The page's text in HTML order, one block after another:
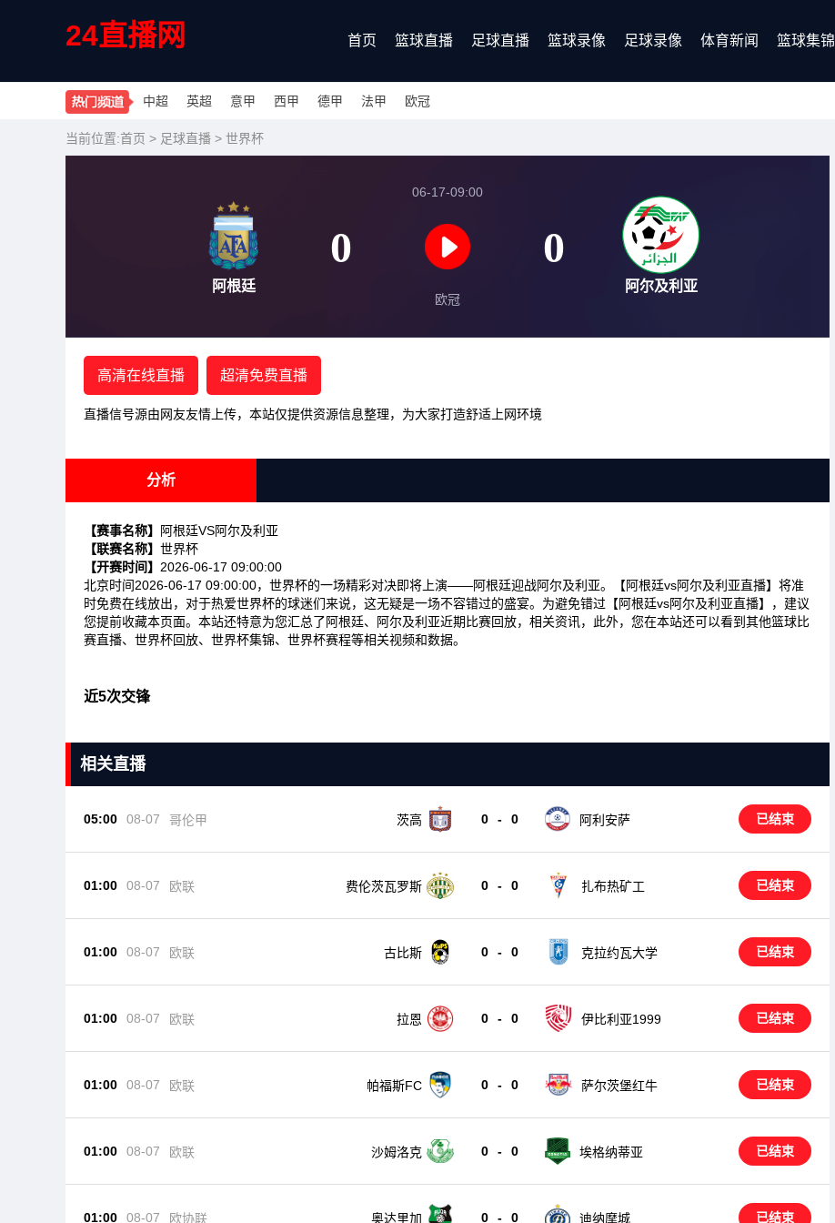
24直播网 首页 篮球直播 足球直播 篮球录像 足球录像 体育新闻 篮球集锦
中超 英超 意甲 西甲 德甲 法甲 欧冠
当前位置:首页 > 足球直播 > 世界杯
阿根廷
06-17-09:00
0 0
欧冠
阿尔及利亚
高清在线直播 超清免费直播
直播信号源由网友友情上传，本站仅提供资源信息整理，为大家打造舒适上网环境
分析
【赛事名称】
阿根廷VS阿尔及利亚
【联赛名称】 世界杯
【开赛时间】 2026-06-17 09:00:00
北京时间2026-06-17 09:00:00，世界杯的一场精彩对决即将上演——阿根廷迎战阿尔及利亚。【阿根廷vs阿尔及利亚直播】将准
时免费在线放出，对于热爱世界杯的球迷们来说，这无疑是一场不容错过的盛宴。为避免错过【阿根廷vs阿尔及利亚直播】，建议
您提前收藏本页面。本站还特意为您汇总了阿根廷、阿尔及利亚近期比赛回放，相关资讯，此外，您在本站还可以看到其他篮球比
赛直播、世界杯回放、世界杯集锦、世界杯赛程等相关视频和数据。
近5次交锋
相关直播
05:00 08-07 哥伦甲 茨高 0 - 0 阿利安萨 已结束
01:00 08-07 欧联 费伦茨瓦罗斯 0 - 0 扎布热矿工 已结束
01:00 08-07 欧联 古比斯 0 - 0 克拉约瓦大学 已结束
01:00 08-07 欧联 拉恩 0 - 0 伊比利亚1999 已结束
01:00 08-07 欧联 帕福斯FC 0 - 0 萨尔茨堡红牛 已结束
01:00 08-07 欧联 沙姆洛克 0 - 0 埃格纳蒂亚 已结束
01:00 08-07 欧协联 奥达里加 0 - 0 迪纳摩城 已结束